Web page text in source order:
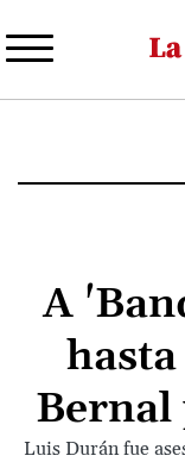
A
Bernal
Luis Durán fue